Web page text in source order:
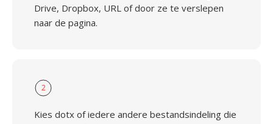
Drive, Dropbox, URL of door ze te verslepen
naar de pagina.
2
Kies dotx of iedere andere bestandsindeling die